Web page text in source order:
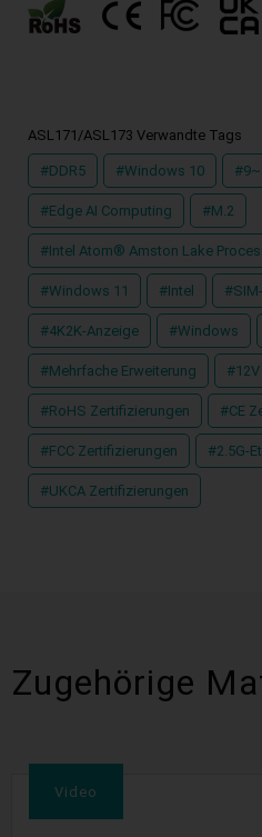
ASL171/ASL173 Verwandte Tags
#DDR5 #Windows 10
#Edge AI Computing #M.2
#Intel Atom® Amston Lake
#Windows 11 #Intel
#4K2K-Anzeige #Windows
#Mehrfache Erweiterung #12V
#RoHS Zertifizierungen #CE
#FCC Zertifizierungen #2.5G-
#UKCA Zertifizierungen
Zugehörige
Video